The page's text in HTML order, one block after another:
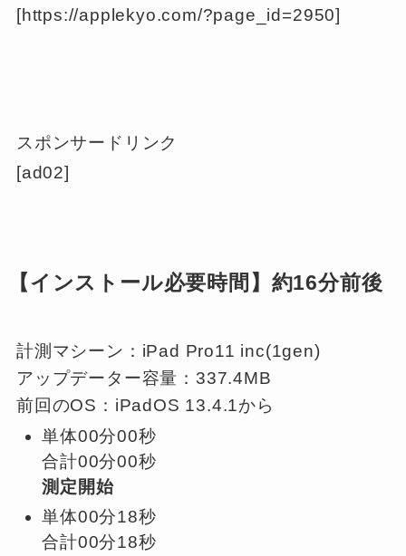
[https://applekyo.com/?page_id=2950]
スポンサードリンク
[ad02]
【インストール必要時間】約16分前後
計測マシーン：iPad Pro11 inc(1gen)
アップデーター容量：337.4MB
前回のOS：iPadOS 13.4.1から
単体00分00秒
合計00分00秒
測定開始
単体00分18秒
合計00分18秒